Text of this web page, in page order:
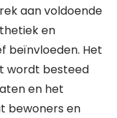
aan voldoende
en
beïnvloeden. Het
wordt besteed
en het
bewoners en